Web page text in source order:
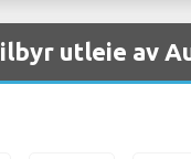
utleie av